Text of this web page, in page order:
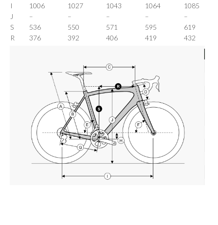
I
1006 1027 1043 1064
1085
J
– – – –
–
S
536 550 571 595
619
R
376 392 406 419 432